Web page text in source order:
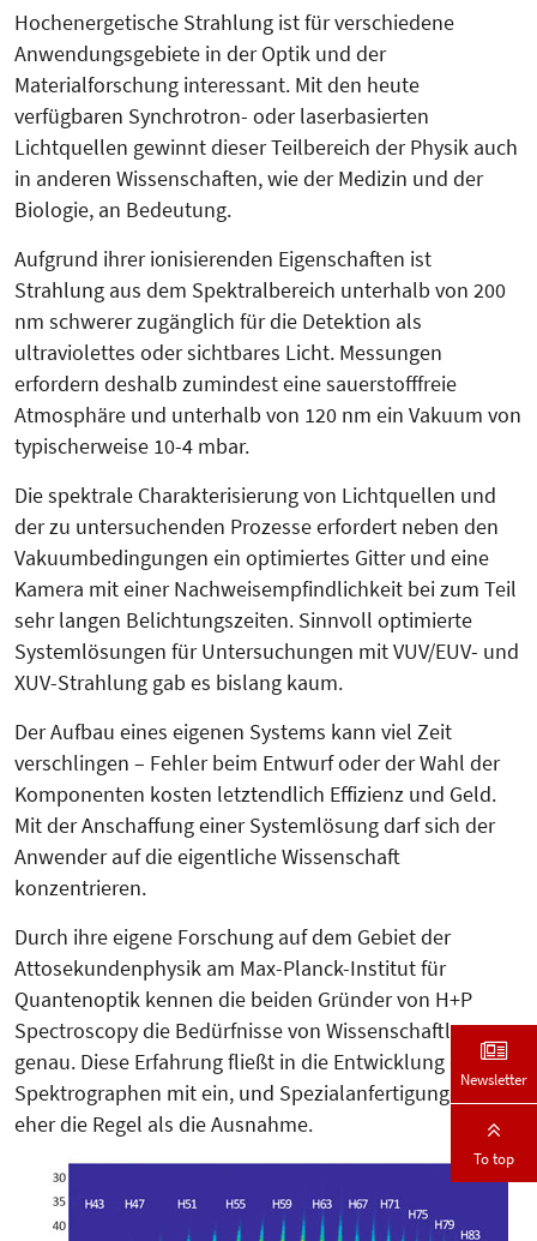
Hochenergetische Strahlung ist für verschiedene
Anwendungsgebiete in der Optik und der
Materialforschung interessant. Mit den heute
verfügbaren Synchrotron- oder laserbasierten
Lichtquellen gewinnt dieser Teilbereich der Physik auch
in anderen Wissenschaften, wie der Medizin und der
Biologie, an Bedeutung.
Aufgrund ihrer ionisierenden Eigenschaften ist
Strahlung aus dem Spektralbereich unterhalb von 200
nm schwerer zugänglich für die Detektion als
ultraviolettes oder sichtbares Licht. Messungen
erfordern deshalb zumindest eine sauerstofffreie
Atmosphäre und unterhalb von 120 nm ein Vakuum von
typischerweise 10-4 mbar.
Die spektrale Charakterisierung von Lichtquellen und
der zu untersuchenden Prozesse erfordert neben den
Vakuumbedingungen ein optimiertes Gitter und eine
Kamera mit einer Nachweisempfindlichkeit bei zum Teil
sehr langen Belichtungszeiten. Sinnvoll optimierte
Systemlösungen für Untersuchungen mit VUV/EUV- und
XUV-Strahlung gab es bislang kaum.
Der Aufbau eines eigenen Systems kann viel Zeit
verschlingen – Fehler beim Entwurf oder der Wahl der
Komponenten kosten letztendlich Effizienz und Geld.
Mit der Anschaffung einer Systemlösung darf sich der
Anwender auf die eigentliche Wissenschaft
konzentrieren.
Durch ihre eigene Forschung auf dem Gebiet der
Attosekundenphysik am Max-Planck-Institut für
Quantenoptik kennen die beiden Gründer von H+P
Spectroscopy die Bedürfnisse von Wissenschaftlern
genau. Diese Erfahrung fließt in die Entwicklung der
Spektrographen mit ein, und Spezialanfertigungen sind
eher die Regel als die Ausnahme.
Newsletter
To top